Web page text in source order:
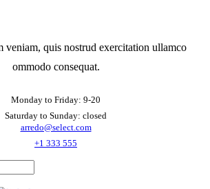
veniam, quis nostrud exercitation ullamco
ommodo consequat.
Monday to Friday: 9-20
Saturday to Sunday: closed
arredo@select.com
+1 333 555